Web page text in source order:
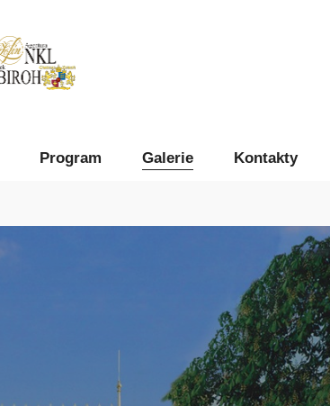
Program Galerie Kontakty